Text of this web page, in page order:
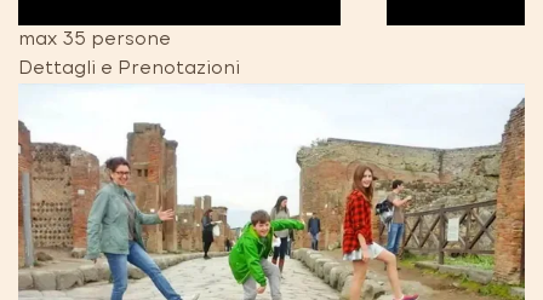
max 35 persone
Dettagli e Prenotazioni